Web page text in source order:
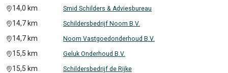
14,0 km Smid Schilders & Adviesbureau
14,7 km Schildersbedrijf Noom B.V.
14,7 km Noom Vastgoedonderhoud B.V.
15,5 km Geluk Onderhoud B.V.
15,5 km Schildersbedrijf de Rijke